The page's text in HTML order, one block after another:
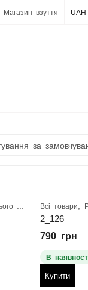
Магазин взуття UAH
Всі товари
2_126
790 грн
В
Купити